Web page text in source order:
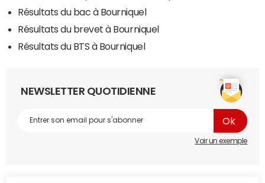
Résultats du bac à Bourniquel
Résultats du brevet à Bourniquel
Résultats du BTS à Bourniquel
NEWSLETTER QUOTIDIENNE
Voir un exemple